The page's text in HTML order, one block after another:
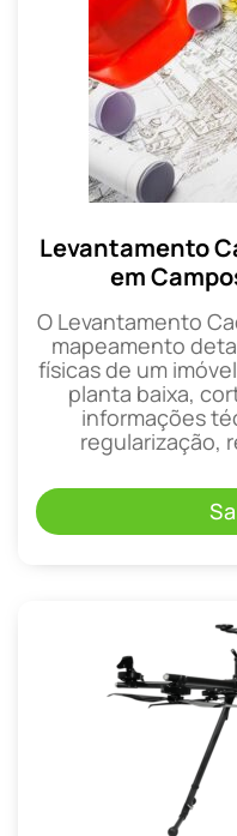
Levantamento
em
O Levantamento
mapeamento
físicas de um
planta baixa,
informações
regularização,